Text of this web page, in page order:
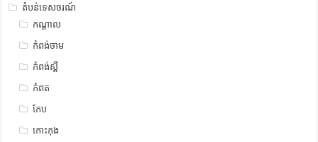
តំបន់ទេសចរណ៍
កណ្តាល
កំពង់ចាម
កំពង់ស្ពឺ
កំពត
កែប
កោះកុង